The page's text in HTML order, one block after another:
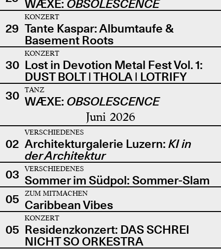
WÆXE: OBSOLESCENCE
29
KONZERT
Tante Kaspar: Albumtaufe &
Basement Roots
30
KONZERT
Lost in Devotion Metal Fest Vol. 1:
DUST BOLT | THOLA | LOTRIFY
30
TANZ
WÆXE: OBSOLESCENCE
Juni 2026
02
VERSCHIEDENES
Architekturgalerie Luzern: KI in
der Architektur
03
VERSCHIEDENES
Sommer im Südpol: Sommer-Slam
05
ZUM MITMACHEN
Caribbean Vibes
05
KONZERT
Residenzkonzert: DAS SCHREI
NICHT SO ORKESTRA